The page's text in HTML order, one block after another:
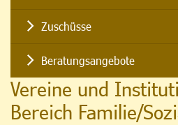
Zuschüsse
Beratungsangebote
Vereine und
Bereich Familie/